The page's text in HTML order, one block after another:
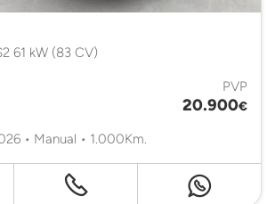
61 kW (83 CV)
PVP
20.900€
• Manual • 1.000Km.